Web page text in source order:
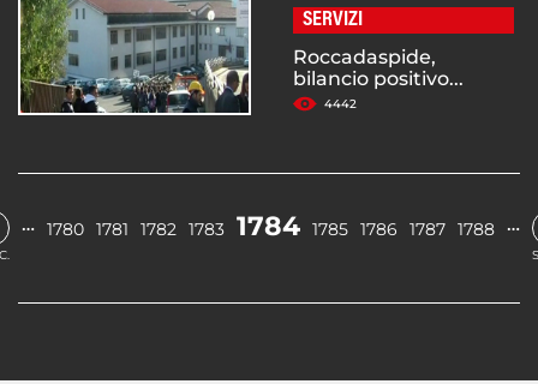
SERVIZI
Roccadaspide,
bilancio positivo...
4442
… 1780 1781 1782 1783 1784 1785 1786 1787 1788 …